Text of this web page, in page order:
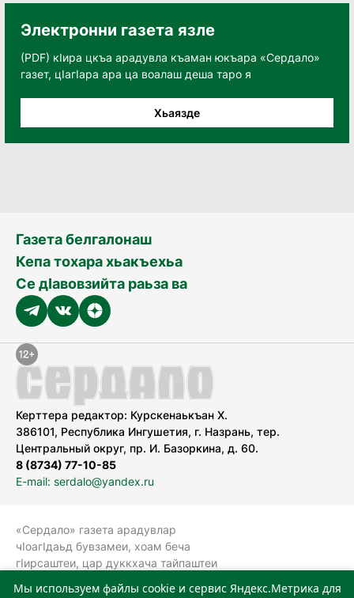
Электронни газета язле
(PDF) кӀира цкъа арадувла къаман юкъара «Сердало»
газет, цӀагӀара ара ца воалаш деша таро я
Хьаязде
Газета белгалонаш
Кепа тохара хьакъехьа
Се дӀавовзийта раьза ва
Керттера редактор: Курскенаькъан Х.
386101, Республика Ингушетия, г. Назрань, тер.
Центральный округ, пр. И. Базоркина, д. 60.
8 (8734) 77-10-85
E-mail: serdalo@yandex.ru
«Сердало» газета арадувлар
чIоагIдаьд бувзамеи, хоам беча
гIирсаштеи, цар дуккхача тайпаштеи
Мы используем файлы cookie и сервис Яндекс.Метрика для